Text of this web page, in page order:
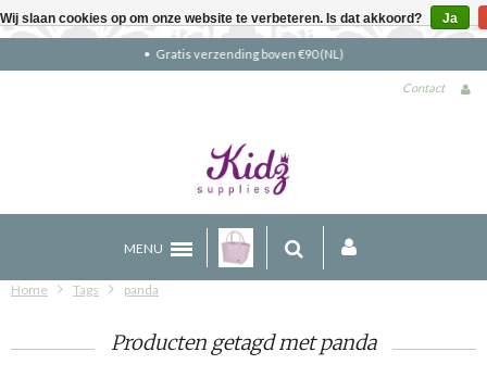
Gratis verzending boven €90 (NL)
Contact
MENU
Home Tags panda
Producten getagd met panda
Wij slaan cookies op om onze website te verbeteren. Is dat akkoord? Ja